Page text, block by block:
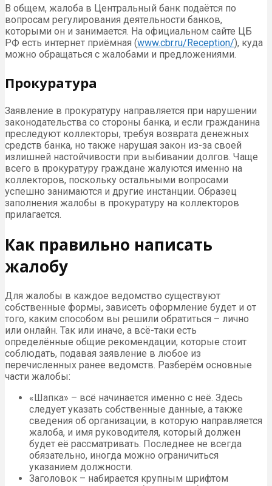
В общем, жалоба в Центральный банк подаётся по
вопросам регулирования деятельности банков,
которыми он и занимается. На официальном сайте ЦБ
РФ есть интернет приёмная (www.cbr.ru/Reception/), куда
можно обращаться с жалобами и предложениями.
Прокуратура
Заявление в прокуратуру направляется при нарушении
законодательства со стороны банка, и если гражданина
преследуют коллекторы, требуя возврата денежных
средств банка, но также нарушая закон из-за своей
излишней настойчивости при выбивании долгов. Чаще
всего в прокуратуру граждане жалуются именно на
коллекторов, поскольку остальными вопросами
успешно занимаются и другие инстанции. Образец
заполнения жалобы в прокуратуру на коллекторов
прилагается.
Как правильно написать
жалобу
Для жалобы в каждое ведомство существуют
собственные формы, зависеть оформление будет и от
того, каким способом вы решили обратиться – лично
или онлайн. Так или иначе, а всё-таки есть
определённые общие рекомендации, которые стоит
соблюдать, подавая заявление в любое из
перечисленных ранее ведомств. Разберём основные
части жалобы:
«Шапка» – всё начинается именно с неё. Здесь
следует указать собственные данные, а также
сведения об организации, в которую направляется
жалоба, и имя руководителя, который должен
будет её рассматривать. Последнее не всегда
обязательно, иногда можно ограничиться
указанием должности.
Заголовок – набирается крупным шрифтом